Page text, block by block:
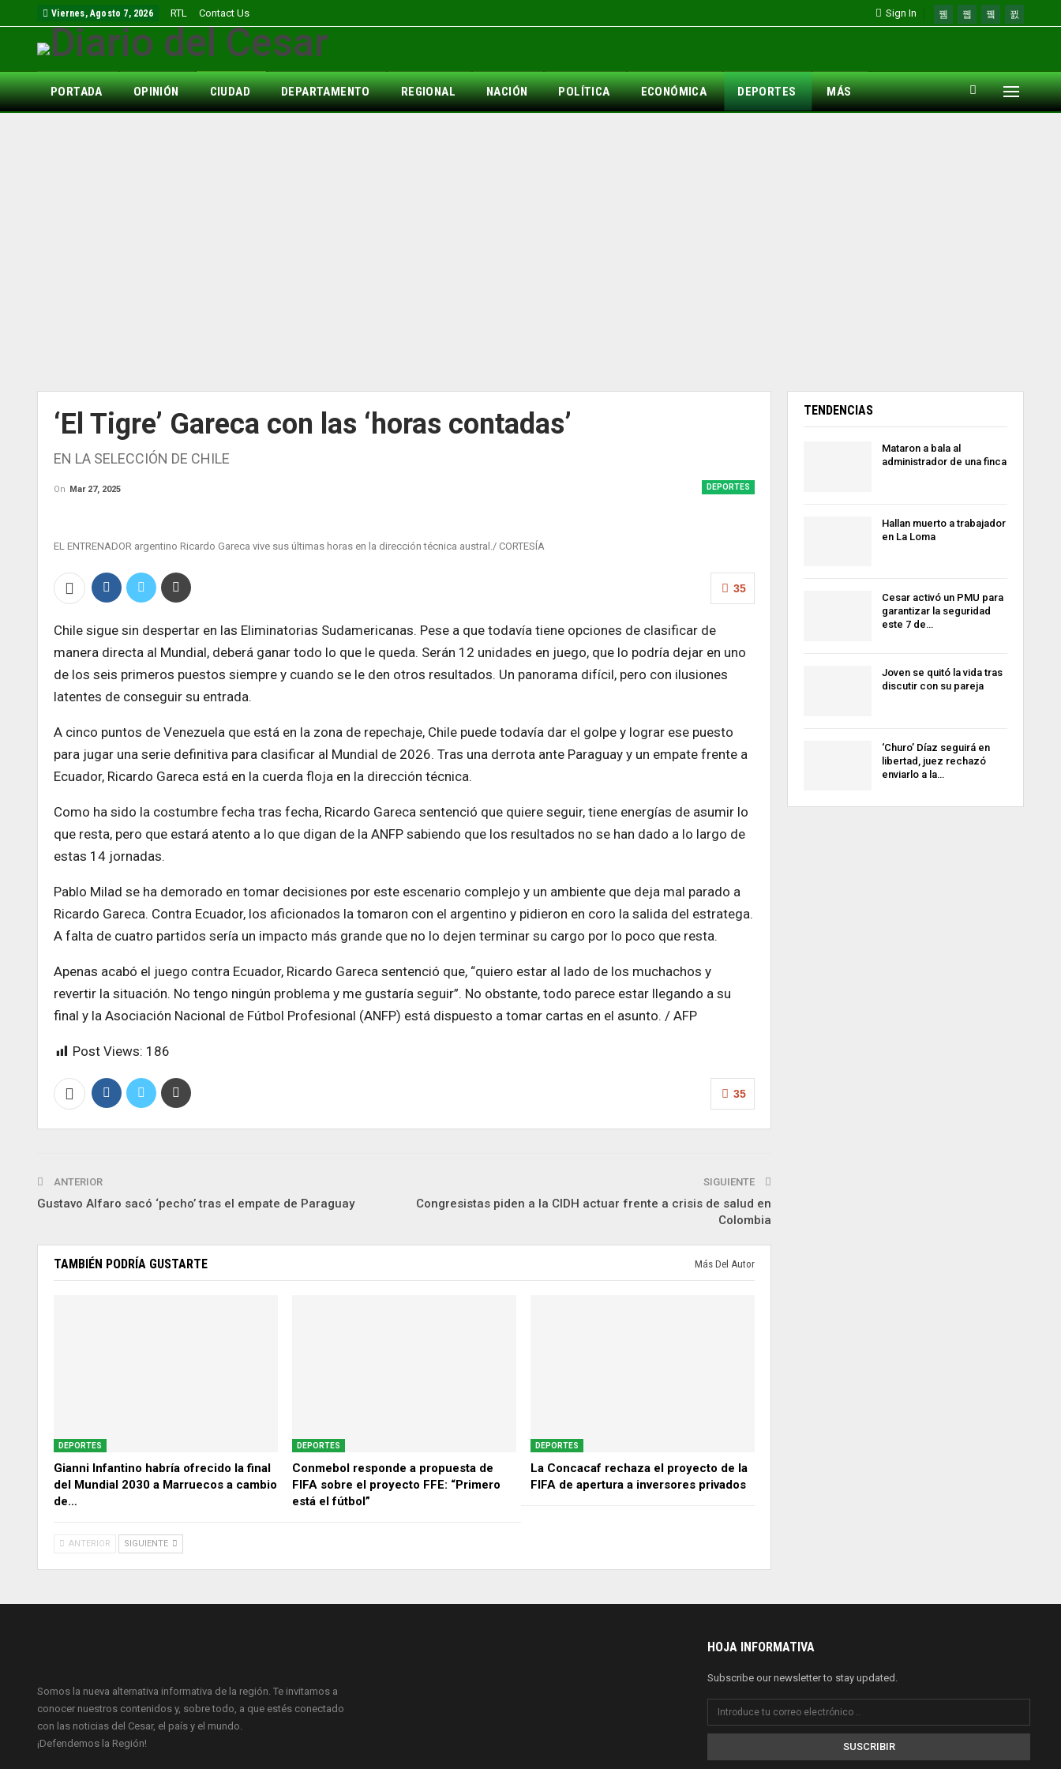
Sign In
Viernes, Agosto 7, 2026 RTL Contact Us
PORTADA OPINIÓN CIUDAD DEPARTAMENTO REGIONAL NACIÓN POLÍTICA ECONÓMICA DEPORTES MÁS
‘El Tigre’ Gareca con las ‘horas contadas’
EN LA SELECCIÓN DE CHILE
DEPORTES
On Mar 27, 2025
EL ENTRENADOR argentino Ricardo Gareca vive sus últimas horas en la dirección técnica austral./ CORTESÍA
35
Chile sigue sin despertar en las Eliminatorias Sudamericanas. Pese a que todavía tiene opciones de clasificar de
manera directa al Mundial, deberá ganar todo lo que le queda. Serán 12 unidades en juego, que lo podría dejar en uno
de los seis primeros puestos siempre y cuando se le den otros resultados. Un panorama difícil, pero con ilusiones
latentes de conseguir su entrada.
A cinco puntos de Venezuela que está en la zona de repechaje, Chile puede todavía dar el golpe y lograr ese puesto
para jugar una serie definitiva para clasificar al Mundial de 2026. Tras una derrota ante Paraguay y un empate frente a
Ecuador, Ricardo Gareca está en la cuerda floja en la dirección técnica.
Como ha sido la costumbre fecha tras fecha, Ricardo Gareca sentenció que quiere seguir, tiene energías de asumir lo
que resta, pero que estará atento a lo que digan de la ANFP sabiendo que los resultados no se han dado a lo largo de
estas 14 jornadas.
Pablo Milad se ha demorado en tomar decisiones por este escenario complejo y un ambiente que deja mal parado a
Ricardo Gareca. Contra Ecuador, los aficionados la tomaron con el argentino y pidieron en coro la salida del estratega.
A falta de cuatro partidos sería un impacto más grande que no lo dejen terminar su cargo por lo poco que resta.
Apenas acabó el juego contra Ecuador, Ricardo Gareca sentenció que, “quiero estar al lado de los muchachos y
revertir la situación. No tengo ningún problema y me gustaría seguir”. No obstante, todo parece estar llegando a su
final y la Asociación Nacional de Fútbol Profesional (ANFP) está dispuesto a tomar cartas en el asunto. / AFP
Post Views: 186
35
ANTERIOR
Gustavo Alfaro sacó ‘pecho’ tras el empate de Paraguay
SIGUIENTE
Congresistas piden a la CIDH actuar frente a crisis de salud en
Colombia
TAMBIÉN PODRÍA GUSTARTE Más Del Autor
DEPORTES
Gianni Infantino habría ofrecido la final
del Mundial 2030 a Marruecos a cambio
de…
DEPORTES
Conmebol responde a propuesta de
FIFA sobre el proyecto FFE: “Primero
está el fútbol”
DEPORTES
La Concacaf rechaza el proyecto de la
FIFA de apertura a inversores privados
ANTERIOR SIGUIENTE
TENDENCIAS
Mataron a bala al
administrador de una finca
Hallan muerto a trabajador
en La Loma
Cesar activó un PMU para
garantizar la seguridad
este 7 de…
Joven se quitó la vida tras
discutir con su pareja
‘Churo’ Díaz seguirá en
libertad, juez rechazó
enviarlo a la…
Somos la nueva alternativa informativa de la región. Te invitamos a
conocer nuestros contenidos y, sobre todo, a que estés conectado
con las noticias del Cesar, el país y el mundo.
¡Defendemos la Región!
HOJA INFORMATIVA
Subscribe our newsletter to stay updated.
SUSCRIBIR